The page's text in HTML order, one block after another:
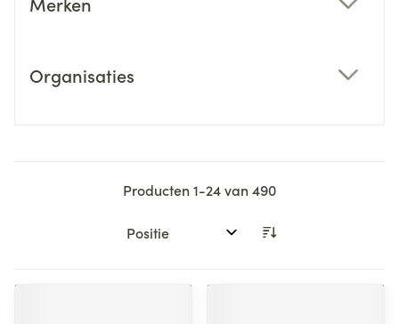
Organisaties
Producten1-24van490
Sorteer op: